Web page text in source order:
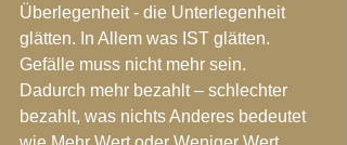
Überlegenheit - die Unterlegenheit
glätten. In Allem was IST glätten.
Gefälle muss nicht mehr sein.
Dadurch mehr bezahlt – schlechter
bezahlt, was nichts Anderes bedeutet